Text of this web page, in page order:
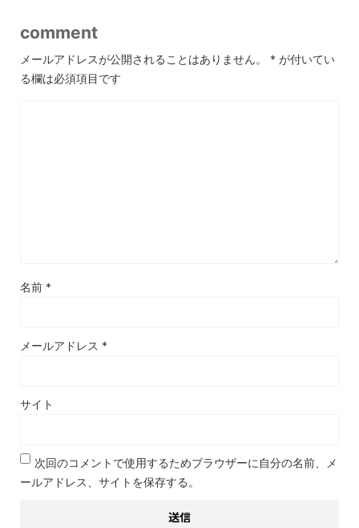
comment
メールアドレスが公開されることはありません。 * が付いてい
る欄は必須項目です
名前 *
メールアドレス *
サイト
次回のコメントで使用するためブラウザーに自分の名前、メ
ールアドレス、サイトを保存する。